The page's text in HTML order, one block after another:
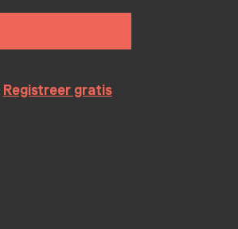
Registreer gratis